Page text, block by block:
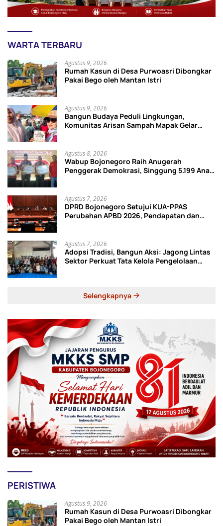
WARTA TERBARU
Agustus 9, 2026
Rumah Kasun di Desa Purwoasri Dibongkar
Pakai Bego oleh Mantan Istri
Agustus 9, 2026
Bangun Budaya Peduli Lingkungan,
Komunitas Arisan Sampah Mapak Gelar
Agustus 8, 2026
Wabup Bojonegoro Raih Anugerah
Penggerak Demokrasi, Singgung 5.199 Anak
Agustus 7, 2026
DPRD Bojonegoro Setujui KUA-PPAS
Perubahan APBD 2026, Pendapatan dan
Agustus 7, 2026
Adopsi Tradisi, Bangun Aksi: Jagong Lintas
Sektor Perkuat Tata Kelola Pengelolaan
Selengkapnya
PERISTIWA
Agustus 9, 2026
Rumah Kasun di Desa Purwoasri Dibongkar
Pakai Bego oleh Mantan Istri